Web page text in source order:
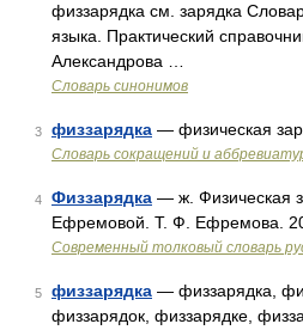
физзарядка см. зарядка
языка. Практический
Александрова …
Словарь синонимов
3 физзарядка — физическая
Словарь сокращений и
4 Физзарядка — ж. Физическая
Ефремовой. Т. Ф. Ефремова.
Современный толковый словарь
5 физзарядка — физзарядка,
физзарядок, физзарядке,